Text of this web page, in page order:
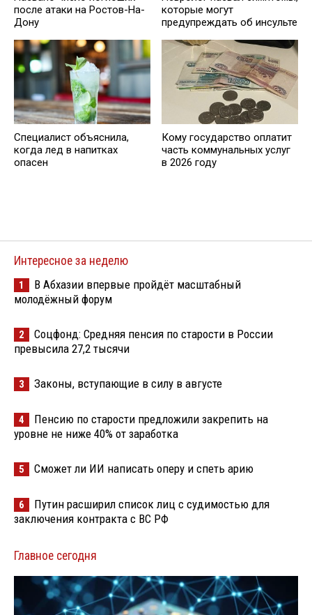
после атаки на Ростов-На-
Дону
которые могут
предупреждать об инсульте
Специалист объяснила,
когда лед в напитках
опасен
Кому государство оплатит
часть коммунальных услуг
в 2026 году
Интересное за неделю
1
В Абхазии впервые пройдёт масштабный
молодёжный форум
2
Соцфонд: Средняя пенсия по старости в России
превысила 27,2 тысячи
3 Законы, вступающие в силу в августе
4
Пенсию по старости предложили закрепить на
уровне не ниже 40% от заработка
5 Сможет ли ИИ написать оперу и спеть арию
6
Путин расширил список лиц с судимостью для
заключения контракта с ВС РФ
Главное сегодня